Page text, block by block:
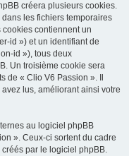
créera plusieurs cookies.
les fichiers temporaires
contiennent un
id ») et un identifiant de
id »), tous deux
Un troisième cookie sera
de « Clio V6 Passion ». Il
lus, améliorant ainsi votre
au logiciel phpBB
». Ceux-ci sortent du cadre
par le logiciel phpBB.